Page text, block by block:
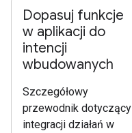
Dopasuj funkcje
w aplikacji do
intencji
wbudowanych
Szczegółowy
przewodnik dotyczący
integracji działań w